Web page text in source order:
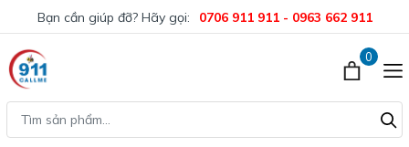
Bạn cần giúp đỡ? Hãy gọi: 0706 911 911 - 0963 662 911
0